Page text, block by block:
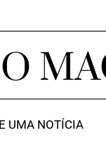
UMA NOTÍCIA